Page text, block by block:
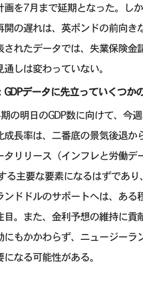
画を7月まで延期となった。し
開の遅れは、英ポンドの前向
れたデータでは、失業保険
しは変わっていない。
データに先立っていくつか
の明日のGDP数に向けて、今
成長率は、二番底の景気後退
タリリース（インフレと労働
る主要な要素になるはずであ
ドドルのサポートへは、あ
目。また、金利予想の維持に
にもかかわらず、ニュージー
なる可能性がある。